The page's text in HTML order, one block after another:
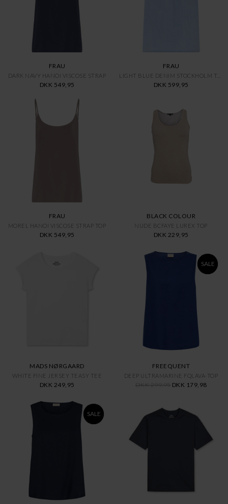
FRAU
DARK NAVY HANOI VISCOSE STRAP
DKK 549,95
FRAU
DKK 599,95
FRAU
MOREL HANOI VISCOSE STRAP TOP
DKK 549,95
BLACK COLOUR
NUDE BCFAYE LUREX TOP
DKK 229,95
MADS NØRGAARD
WHITE FINE JERSEY TEASY TEE
DKK 249,95
SALE
FREEQUENT
DEEP ULTRAMARINE FQLAVA-TOP
DKK 299,95 DKK 179,98
SALE